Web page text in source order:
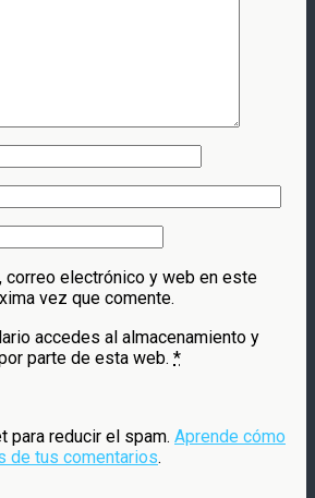
correo electrónico y web en este
vez que comente.
accedes al almacenamiento y
parte de esta web. *
para reducir el spam. Aprende cómo
de tus comentarios.